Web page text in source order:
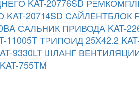
KAT-20776SD
20714SD САЙЛЕНТБЛОК
САЛЬНИК ПРИВОДА KAT-
11005TТРИПОИД 25X42.2
9330LT ШЛАНГ ВЕНТИЛЯЦИИ
755TM